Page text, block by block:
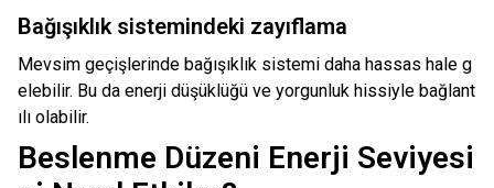
Bağışıklık sistemindeki zayıflama
Mevsim geçişlerinde bağışıklık sistemi daha hassas hale g
elebilir. Bu da enerji düşüklüğü ve yorgunluk hissiyle bağlant
ılı olabilir.
Beslenme Düzeni Enerji Seviyesi